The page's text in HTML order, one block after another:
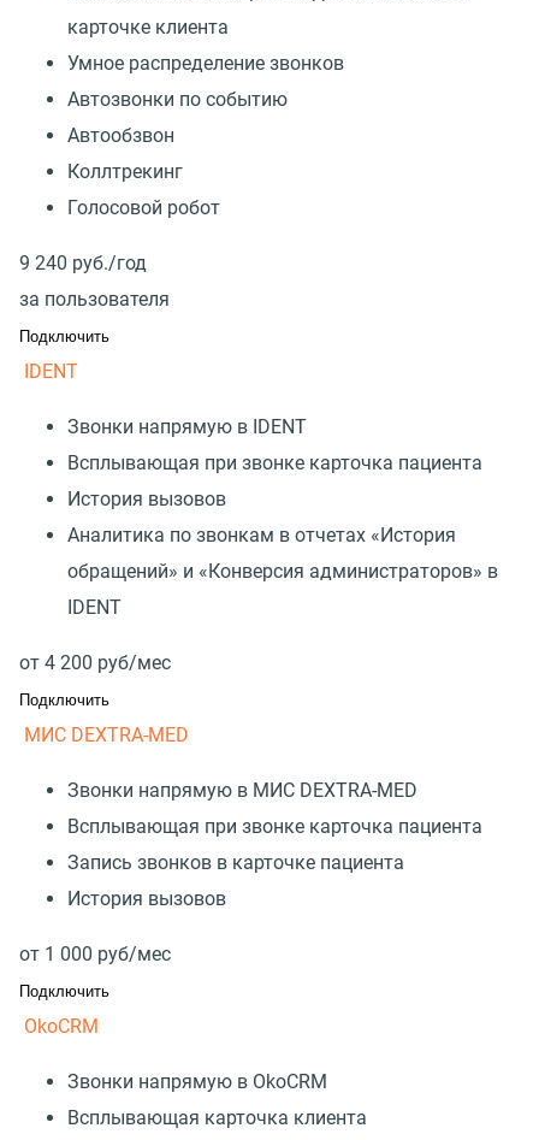
карточке клиента
Умное распределение звонков
Автозвонки по событию
Автообзвон
Коллтрекинг
Голосовой робот
9 240 руб./год
за пользователя
Подключить
IDENT
Звонки напрямую в IDENT
Всплывающая при звонке карточка пациента
История вызовов
Аналитика по звонкам в отчетах «История
обращений» и «Конверсия администраторов» в
IDENT
от 4 200 руб/мес
Подключить
МИС DEXTRA-MED
Звонки напрямую в МИС DEXTRA-MED
Всплывающая при звонке карточка пациента
Запись звонков в карточке пациента
История вызовов
от 1 000 руб/мес
Подключить
OkoCRM
Звонки напрямую в OkoCRM
Всплывающая карточка клиента